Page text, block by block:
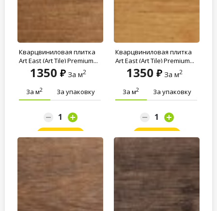
Кварцвиниловая плитка
Art East (Art Tile) Premium...
1350 За м2
За м2 За упаковку
Кварцвиниловая плитка
Art East (Art Tile) Premium...
1350 За м2
За м2 За упаковку